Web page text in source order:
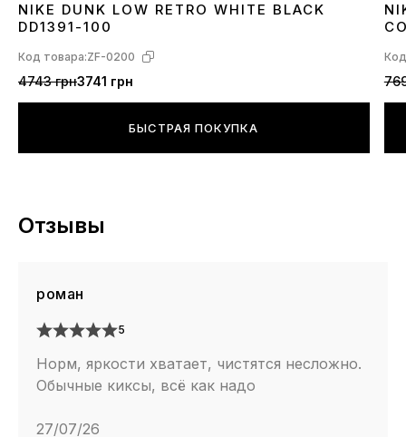
3637 383940 4142 43 4445
NIKE DUNK LOW RETRO WHITE BLACK
DD1391-100
Код товара:ZF-0200
4743 грн3741 грн
БЫСТРАЯ ПОКУПКА
Отзывы
роман
5
Норм, яркости хватает, чистятся несложно.
Обычные киксы, всё как надо
27/07/26